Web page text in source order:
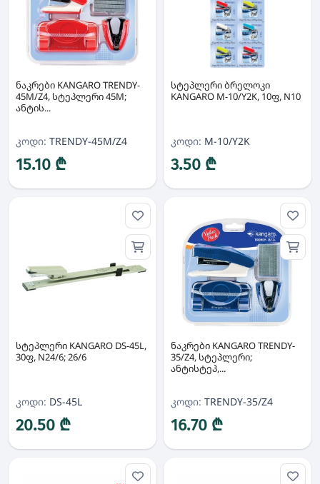
ნაკრები KANGARO TRENDY-
45M/Z4, სტეპლერი 45M;
ანტის...
კოდი: TRENDY-45M/Z4
15.10 ₾
სტეპლერი ბრელოკი
KANGARO M-10/Y2K, 10ფ, N10
კოდი: M-10/Y2K
3.50 ₾
სტეპლერი KANGARO DS-45L,
30ფ, N24/6; 26/6
კოდი: DS-45L
20.50 ₾
ნაკრები KANGARO TRENDY-
35/Z4, სტეპლერი;
ანტისტეპ,...
კოდი: TRENDY-35/Z4
16.70 ₾